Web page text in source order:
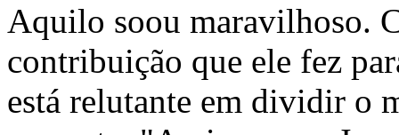
Aquilo soou maravilhoso.
contribuição que ele fez
está relutante em dividir o